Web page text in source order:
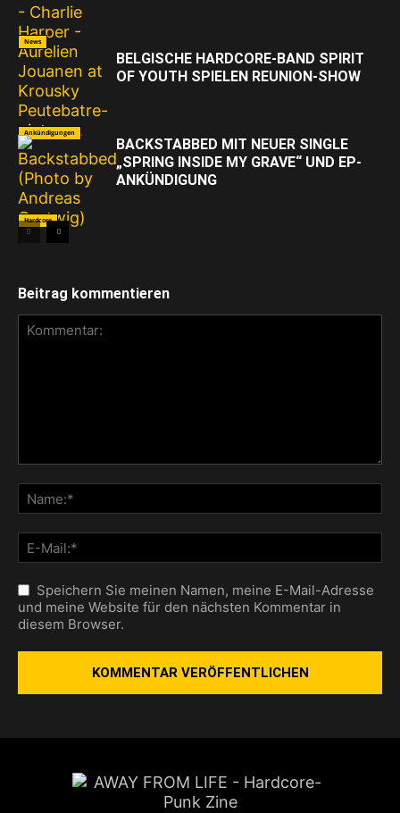
Ankündigungen
News
BELGISCHE HARDCORE-BAND SPIRIT
OF YOUTH SPIELEN REUNION-SHOW
Hardcore
BACKSTABBED MIT NEUER SINGLE
„SPRING INSIDE MY GRAVE“ UND EP-
ANKÜNDIGUNG
Beitrag kommentieren
Speichern Sie meinen Namen, meine E-Mail-Adresse
und meine Website für den nächsten Kommentar in
diesem Browser.